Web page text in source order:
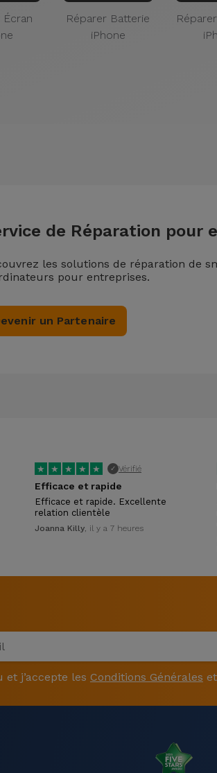
Écran
Réparer Batterie
iPhone
de Réparation pour
les solutions de réparation de
pour entreprises.
un Partenaire
★ ★ ★ ★ ★ ✓ Vérifié
Efficace et rapide
Efficace et rapide. Excellente
relation clientèle
Joanna Killy, il y a 7 heures
et j’accepte les Conditions Générales